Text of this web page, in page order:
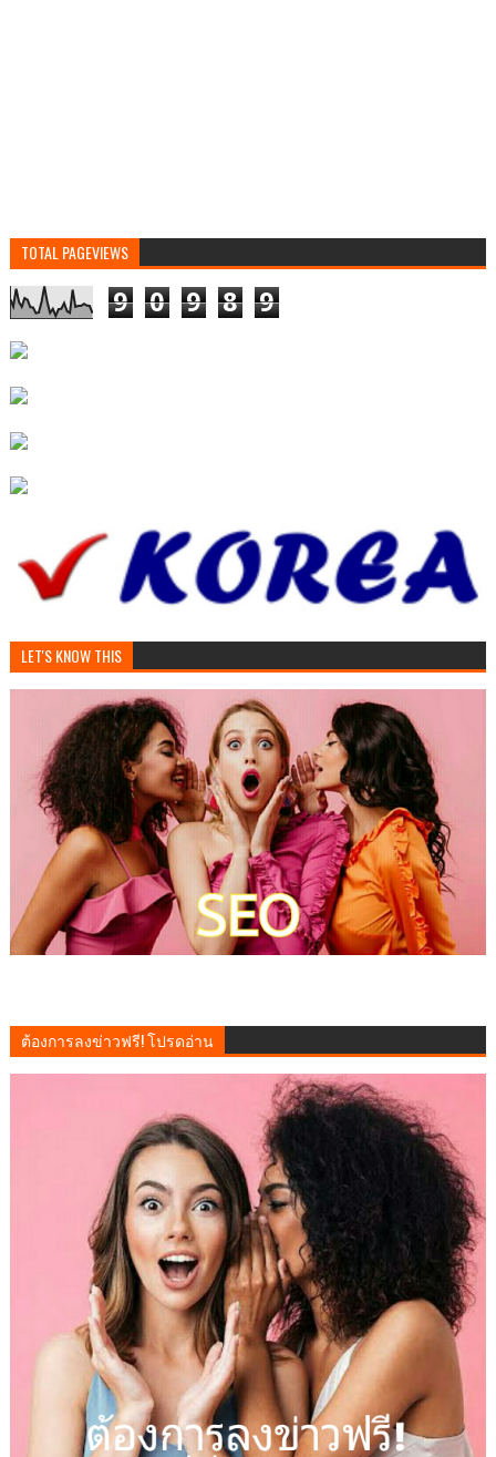
TOTAL PAGEVIEWS
9 0 9 8 9
LET'S KNOW THIS
ต้องการลงข่าวฟรี! โปรดอ่าน